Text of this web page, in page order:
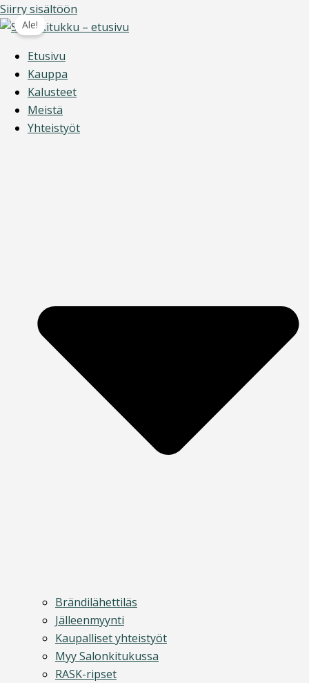
Siirry sisältöön
Etusivu
Kauppa
Kalusteet
Meistä
Yhteistyöt
Brändilähettiläs
Jälleenmyynti
Kaupalliset yhteistyöt
Myy Salonkitukussa
RASK-ripset
Ale!